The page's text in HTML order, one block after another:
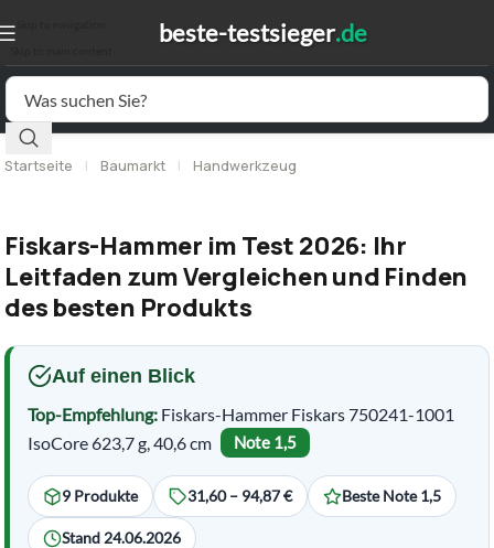
Startseite | Baumarkt | Handwerkzeug
Fiskars-Hammer im Test 2026: Ihr
Leitfaden zum Vergleichen und Finden
des besten Produkts
Auf einen Blick
Top-Empfehlung: Fiskars-Hammer Fiskars 750241-1001
IsoCore 623,7 g, 40,6 cm
Note 1,5
9 Produkte 31,60 – 94,87 € Beste Note 1,5
Stand 24.06.2026